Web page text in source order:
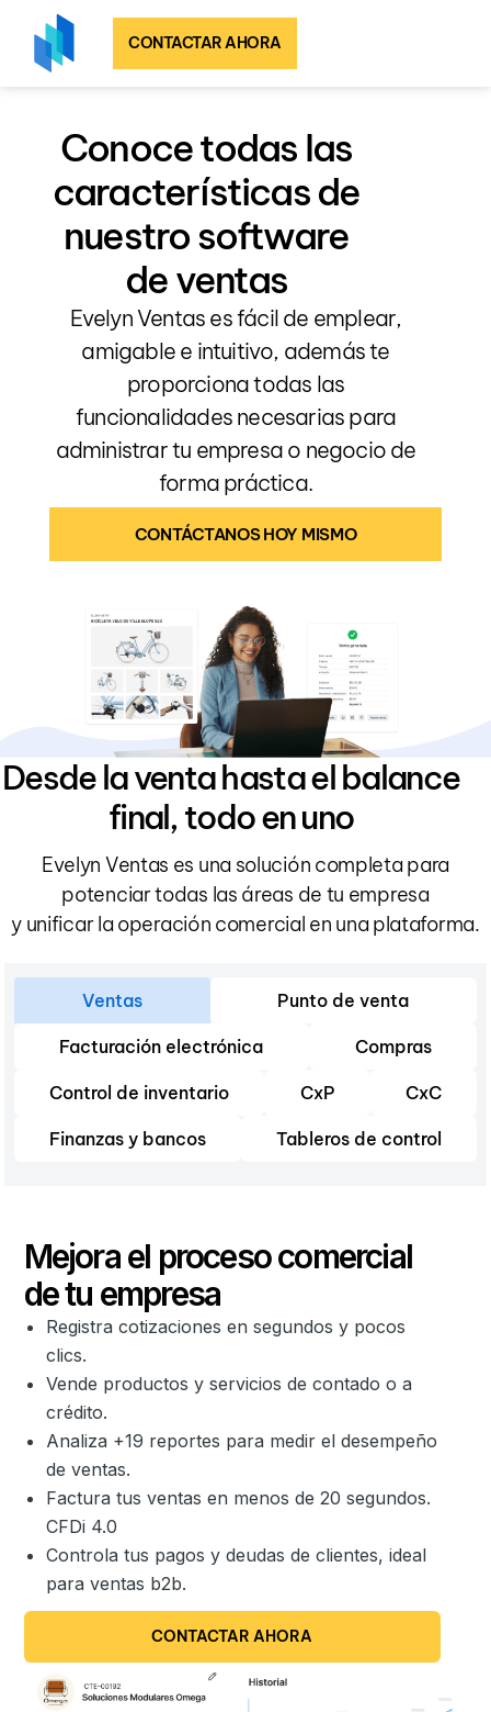
CONTACTAR AHORA
Conoce todas las
características de
nuestro software
de ventas
Evelyn Ventas es fácil de emplear,
amigable e intuitivo, además te
proporciona todas las
funcionalidades necesarias para
administrar tu empresa o negocio de
forma práctica.
CONTÁCTANOS HOY MISMO
Desde la venta hasta el balance
final, todo en uno
Evelyn Ventas es una solución completa para
potenciar todas las áreas de tu empresa
y unificar la operación comercial en una plataforma.
Ventas Punto de venta
Facturación electrónica Compras
Control de inventario CxP CxC
Finanzas y bancos Tableros de control
Mejora el proceso comercial
de tu empresa
Registra cotizaciones en segundos y pocos
clics.
Vende productos y servicios de contado o a
crédito.
Analiza +19 reportes para medir el desempeño
de ventas.
Factura tus ventas en menos de 20 segundos.
CFDi 4.0
Controla tus pagos y deudas de clientes, ideal
para ventas b2b.
CONTACTAR AHORA